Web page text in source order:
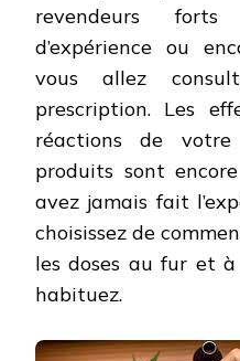
revendeurs
d’expérience ou
vous allez
prescription. Les
réactions de
produits sont
avez jamais fait
choisissez de
les doses au fur et
habituez.